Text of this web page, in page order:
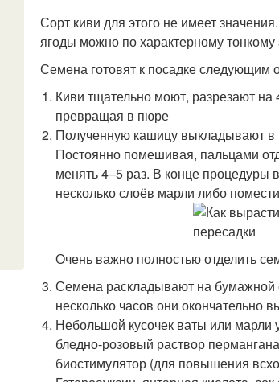
Сорт киви для этого не имеет
ягоды можно по характерному
Семена готовят к посадке следующим
Киви тщательно моют, разрезают на
превращая в пюре
Полученную кашицу выкладывают в
Постоянно помешивая, пальцами
менять 4–5 раз. В конце процедуры
несколько слоёв марли либо
Очень важно полностью отделить
Семена раскладывают на бумажной
несколько часов они окончательно
Небольшой кусочек ваты или марли
бледно-розовый раствор
биостимулятор (для повышения